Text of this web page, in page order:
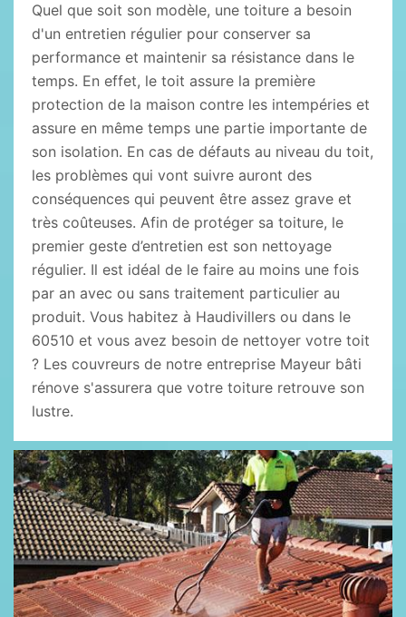
Quel que soit son modèle, une toiture a besoin
d'un entretien régulier pour conserver sa
performance et maintenir sa résistance dans le
temps. En effet, le toit assure la première
protection de la maison contre les intempéries et
assure en même temps une partie importante de
son isolation. En cas de défauts au niveau du toit,
les problèmes qui vont suivre auront des
conséquences qui peuvent être assez grave et
très coûteuses. Afin de protéger sa toiture, le
premier geste d’entretien est son nettoyage
régulier. Il est idéal de le faire au moins une fois
par an avec ou sans traitement particulier au
produit. Vous habitez à Haudivillers ou dans le
60510 et vous avez besoin de nettoyer votre toit
? Les couvreurs de notre entreprise Mayeur bâti
rénove s'assurera que votre toiture retrouve son
lustre.